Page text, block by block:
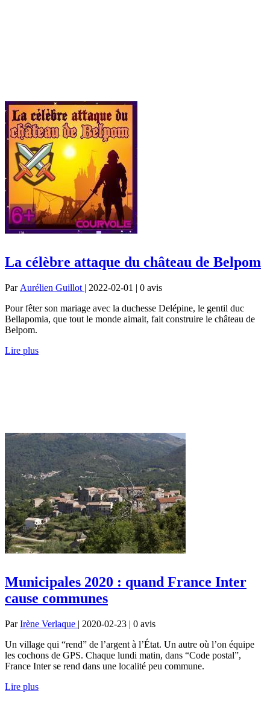
La célèbre attaque du château de Belpom
Par Aurélien Guillot | 2022-02-01 | 0 avis
Pour fêter son mariage avec la duchesse Delépine, le gentil duc
Bellapomia, que tout le monde aimait, fait construire le château de
Belpom.
Lire plus
Municipales 2020 : quand France Inter
cause communes
ParIrène Verlaque | 2020-02-23 | 0 avis
Un village qui “rend” de l’argent à l’État. Un autre où l’on équipe
les cochons de GPS. Chaque lundi matin, dans “Code postal”,
France Inter se rend dans une localité peu commune.
Lire plus